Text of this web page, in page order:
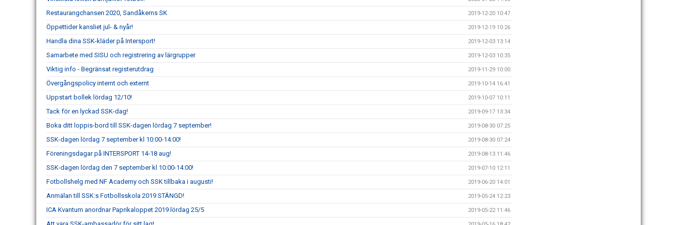
Restaurangchansen 2020, Sandåkerns SK 2019-12-20 10:47
Öppettider kansliet jul- & nyår! 2019-12-19 10:26
Handla dina SSK-kläder på Intersport! 2019-12-03 13:14
Samarbete med SISU och registrering av lärgrupper 2019-12-03 10:35
Viktig info - Begränsat registerutdrag 2019-11-29 10:00
Övergångspolicy internt och externt 2019-10-14 16:41
Uppstart bollek lördag 12/10! 2019-10-07 10:11
Tack för en lyckad SSK-dag! 2019-09-17 13:34
Boka ditt loppis-bord till SSK-dagen lördag 7 september! 2019-08-30 07:25
SSK-dagen lördag 7 september kl 10:00-14:00! 2019-08-30 07:24
Föreningsdagar på INTERSPORT 14-18 aug! 2019-08-13 11:46
SSK-dagen lördag den 7 september kl 10:00-14:00! 2019-07-10 12:11
Fotbollshelg med NF Academy och SSK tillbaka i augusti! 2019-06-20 14:01
Anmälan till SSK:s Fotbollsskola 2019 STÄNGD! 2019-05-24 12:23
ICA Kvantum anordnar Paprikaloppet 2019 lördag 25/5 2019-05-22 11:46